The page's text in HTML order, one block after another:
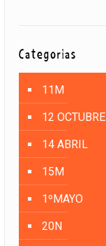
Categorías
11M
12 OCTUBRE
14 ABRIL
15M
1ºMAYO
20N